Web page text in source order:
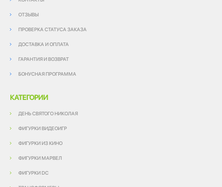
ОТЗЫВЫ
ПРОВЕРКА СТАТУСА ЗАКАЗА
ДОСТАВКА И ОПЛАТА
ГАРАНТИЯ И ВОЗВРАТ
БОНУСНАЯ ПРОГРАММА
КАТЕГОРИИ
ДЕНЬ СВЯТОГО НИКОЛАЯ
ФИГУРКИ ВИДЕОИГР
ФИГУРКИ ИЗ КИНО
ФИГУРКИ МАРВЕЛ
ФИГУРКИ DC